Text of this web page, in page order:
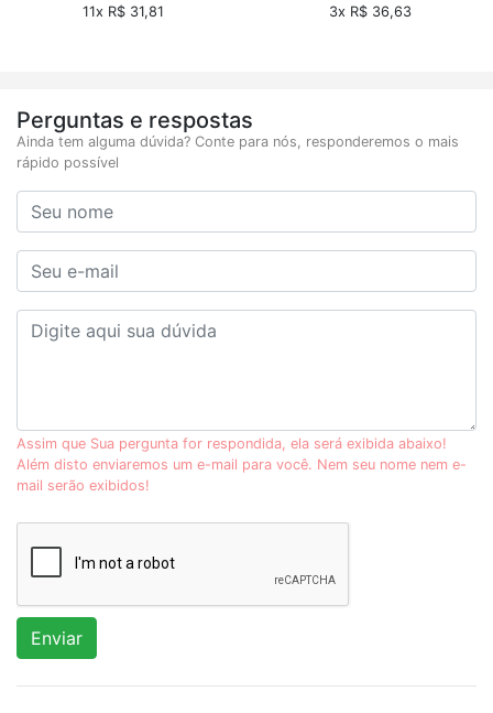
11x R$ 31,81
3x R$ 36,63
Perguntas e respostas
Ainda tem alguma dúvida? Conte para nós, responderemos o mais
rápido possível
Assim que Sua pergunta for respondida, ela será exibida abaixo!
Além disto enviaremos um e-mail para você. Nem seu nome nem e-
mail serão exibidos!
Enviar